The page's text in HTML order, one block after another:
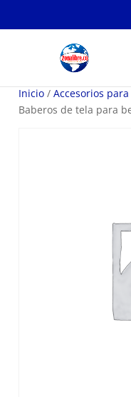
Inicio / Accesorios
Baberos de tela para